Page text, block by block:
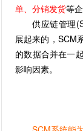
单、分销发货等
供应链管理
展起来的，SCM
的数据合并在一
影响因素。